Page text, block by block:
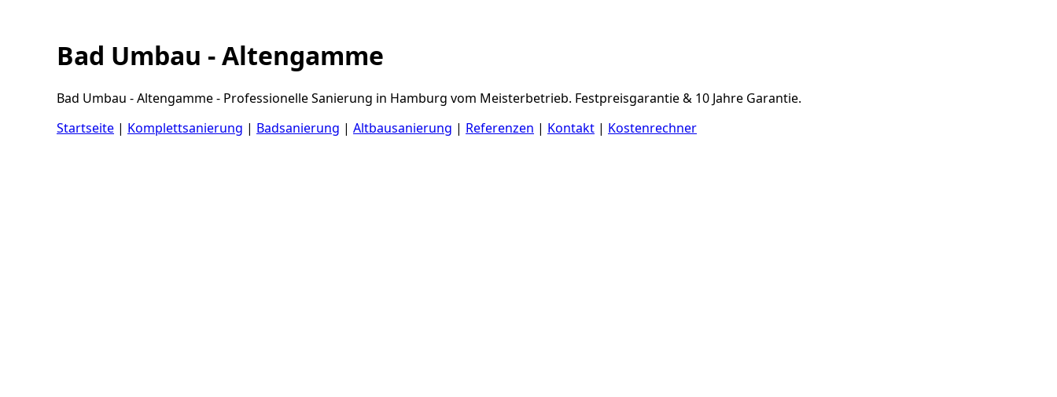
Bad Umbau - Altengamme
Bad Umbau - Altengamme - Professionelle Sanierung in Hamburg vom Meisterbetrieb. Festpreisgarantie & 10 Jahre Garantie.
Startseite | Komplettsanierung | Badsanierung | Altbausanierung | Referenzen | Kontakt | Kostenrechner